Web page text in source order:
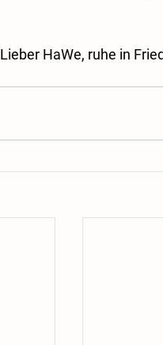
Lieber HaWe, ruhe in